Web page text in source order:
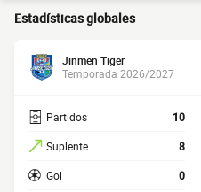
Estadísticas globales
Jinmen Tiger
Temporada 2026/2027
Partidos 10
Suplente 8
Gol 0